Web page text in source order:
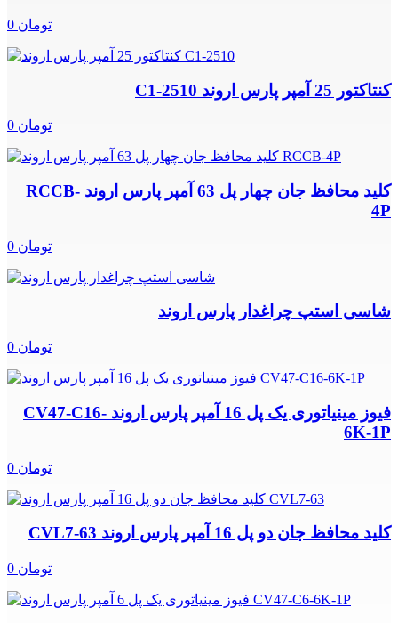
0 تومان
کنتاکتور 25 آمپر پارس اروند C1-2510
0 تومان
کلید محافظ جان چهار پل 63 آمپر پارس اروند RCCB-
4P
0 تومان
شاسی استپ چراغدار پارس اروند
0 تومان
فیوز مینیاتوری یک پل 16 آمپر پارس اروند CV47-C16-
6K-1P
0 تومان
کلید محافظ جان دو پل 16 آمپر پارس اروند CVL7-63
0 تومان